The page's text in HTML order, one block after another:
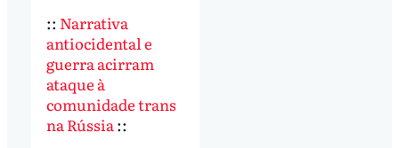
:: Narrativa
antiocidental e
guerra acirram
ataque à
comunidade trans
na Rússia::